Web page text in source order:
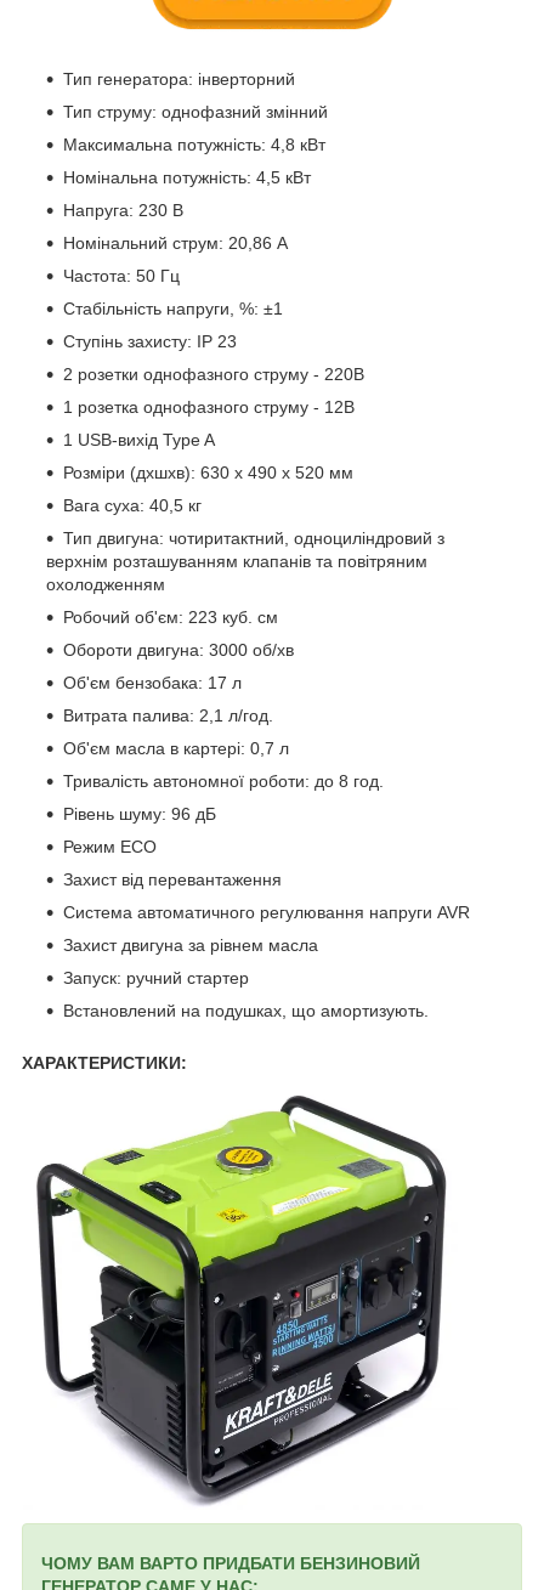
ХАРАКТЕРИСТИКИ:
Тип генератора: інверторний
Тип струму: однофазний змінний
Максимальна потужність: 4,8 кВт
Номінальна потужність: 4,5 кВт
Напруга: 230 В
Номінальний струм: 20,86 А
Частота: 50 Гц
Стабільність напруги, %: ±1
Ступінь захисту: IP 23
2 розетки однофазного струму - 220В
1 розетка однофазного струму - 12В
1 USB-вихід Type A
Розміри (дхшхв): 630 х 490 х 520 мм
Вага суха: 40,5 кг
Тип двигуна: чотиритактний, одноциліндровий з
верхнім розташуванням клапанів та повітряним
охолодженням
Робочий об'єм: 223 куб. см
Обороти двигуна: 3000 об/хв
Об'єм бензобака: 17 л
Витрата палива: 2,1 л/год.
Об'єм масла в картері: 0,7 л
Тривалість автономної роботи: до 8 год.
Рівень шуму: 96 дБ
Режим ECO
Захист від перевантаження
Система автоматичного регулювання напруги AVR
Захист двигуна за рівнем масла
Запуск: ручний стартер
Встановлений на подушках, що амортизують.
ЧОМУ ВАМ ВАРТО ПРИДБАТИ БЕНЗИНОВИЙ
ГЕНЕРАТОР САМЕ У НАС: